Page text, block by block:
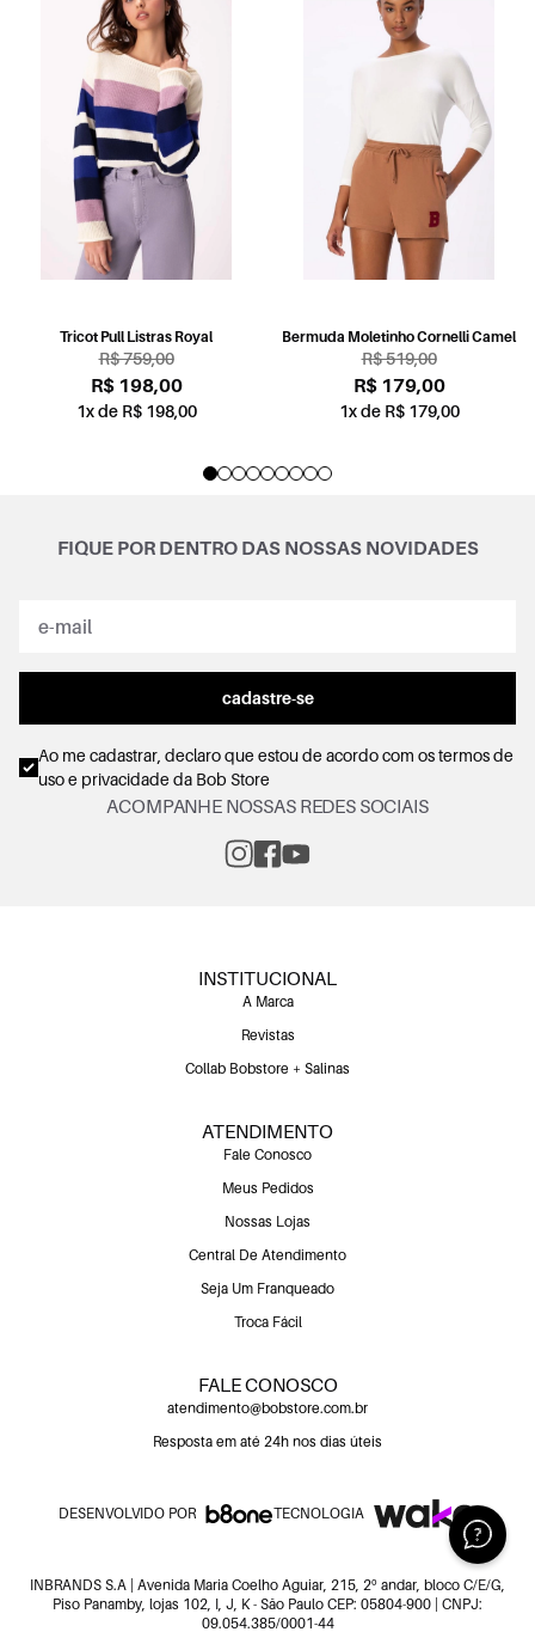
Bermuda Moletinho Cornelli Camel
R$ 519,00
R$ 179,00
1x de R$ 179,00
Bermuda Moletinho Cornelli Dark
Wine
R$ 519,00
R$ 179,00
FIQUE POR DENTRO DAS NOSSAS NOVIDADES
cadastre-se
Ao me cadastrar, declaro que estou de acordo com ostermos de
uso e privacidadeda Bob Store
ACOMPANHE NOSSAS REDES SOCIAIS
INSTITUCIONAL
A Marca
Revistas
Collab Bobstore + Salinas
ATENDIMENTO
Fale Conosco
Meus Pedidos
Nossas Lojas
Central De Atendimento
Seja Um Franqueado
Troca Fácil
FALE CONOSCO
atendimento@bobstore.com.br
Resposta em até 24h nos dias úteis
DESENVOLVIDO POR TECNOLOGIA
INBRANDS S.A | Avenida Maria Coelho Aguiar, 215, 2º andar, bloco C/E/G,
Piso Panamby, lojas 102, I, J, K - São Paulo CEP: 05804-900 | CNPJ:
09.054.385/0001-44